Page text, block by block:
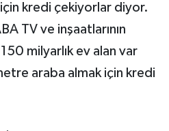
kredi çekiyorlar diyor.
TV ve inşaatlarının
milyarlık ev alan var
araba almak için kredi